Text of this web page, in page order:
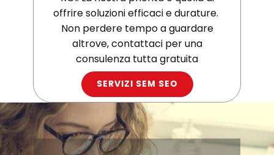
offrire soluzioni efficaci e durature.
Non perdere tempo a guardare
altrove, contattaci per una
consulenza tutta gratuita
SERVIZI SEM SEO